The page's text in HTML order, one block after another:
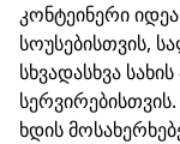
კონტეინერი
სოუსებისთვის,
სხვადასხვა
ხდის